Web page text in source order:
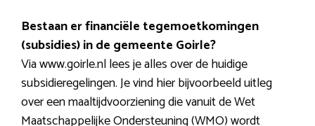
Bestaan er financiële tegemoetkomingen
(subsidies) in de gemeente Goirle?
Via www.goirle.nl lees je alles over de huidige
subsidieregelingen. Je vind hier bijvoorbeeld uitleg
over een maaltijdvoorziening die vanuit de Wet
Maatschappelijke Ondersteuning (WMO) wordt